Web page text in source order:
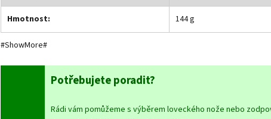
Hmotnost: 144 g
#ShowMore#
Potřebujete poradit?
Rádi vám pomůžeme s výběrem loveckého nože nebo